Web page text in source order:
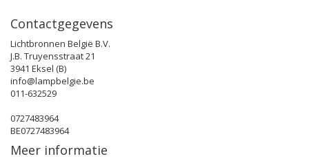
Contactgegevens
Lichtbronnen België B.V.
J.B. Truyensstraat 21
3941 Eksel (B)
info@lampbelgie.be
011-632529
0727483964
BE0727483964
Meer informatie